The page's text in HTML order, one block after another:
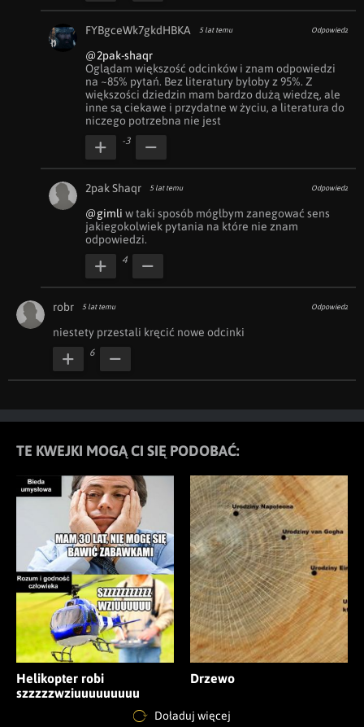
FYBgceWk7gkdHBKA 5 lat temu Odpowiedz
@2pak-shaqr
Oglądam większość odcinków i znam odpowiedzi
na ~85% pytań. Bez literatury byłoby z 95%. Z
większości dziedzin mam bardzo dużą wiedzę, ale
inne są ciekawe i przydatne w życiu, a literatura do
niczego potrzebna nie jest
-3
2pak Shaqr 5 lat temu Odpowiedz
@gimli w taki sposób mógłbym zanegować sens
jakiegokolwiek pytania na które nie znam
odpowiedzi.
4
robr 5 lat temu Odpowiedz
niestety przestali kręcić nowe odcinki
6
TE KWEJKI MOGĄ CI SIĘ PODOBAĆ:
Helikopter robi
szzzzzwziuuuuuuuuu
Drzewo
Doładuj więcej